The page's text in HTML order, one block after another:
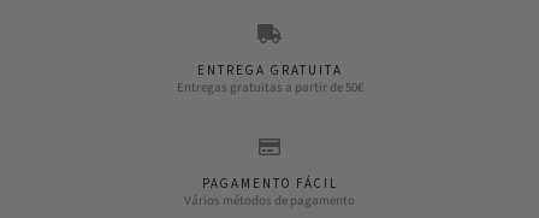
ENTREGA GRATUITA
Entregas gratuitas a partir de 50€
PAGAMENTO FÁCIL
Vários métodos de pagamento